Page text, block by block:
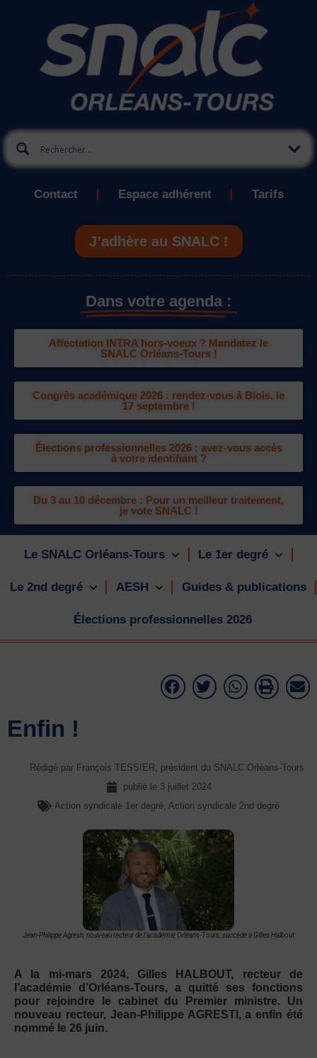
Contact Espace adhérent Tarifs
J’adhère au SNALC !
Dans votre agenda :
Affectation INTRA hors-voeux ? Mandatez le
SNALC Orléans-Tours !
Congrès académique 2026 : rendez-vous à Blois, le
17 septembre !
Élections professionnelles 2026 : avez-vous accès
à votre identifiant ?
Du 3 au 10 décembre : Pour un meilleur traitement,
je vote SNALC !
Le SNALC Orléans-Tours Le 1er degré
Le 2nd degré AESH Guides & publications
Élections professionnelles 2026
Enfin !
Rédigé par François TESSIER, président du SNALC Orléans-Tours
publié le 3 juillet 2024
Action syndicale 1er degré, Action syndicale 2nd degré
Jean-Philippe Agresti, nouveau recteur de l'académie Orléans-Tours, succède à Gilles Halbout
A la mi-mars 2024, Gilles HALBOUT, recteur de
l’académie d’Orléans-Tours, a quitté ses fonctions
pour rejoindre le cabinet du Premier ministre. Un
nouveau recteur, Jean-Philippe AGRESTI, a enfin été
nommé le 26 juin.